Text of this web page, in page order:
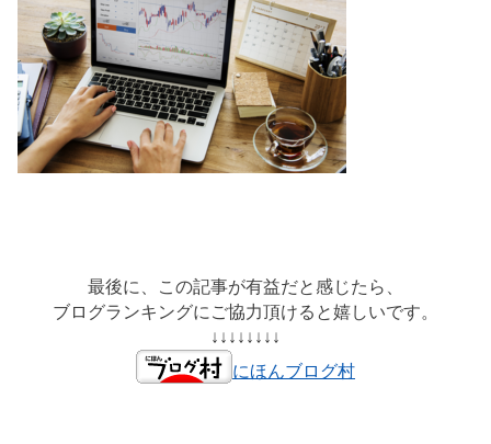
最後に、この記事が有益だと感じたら、
ブログランキングにご協力頂けると嬉しいです。
↓↓↓↓↓↓↓↓
にほんブログ村